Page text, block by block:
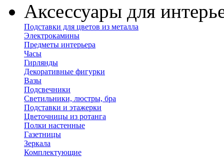
Аксессуары для
Подставки для цветов из металла
Электрокамины
Предметы интерьера
Часы
Гирлянды
Декоративные фигурки
Вазы
Подсвечники
Светильники, люстры, бра
Подставки и этажерки
Цветочницы из ротанга
Полки настенные
Газетницы
Зеркала
Комплектующие